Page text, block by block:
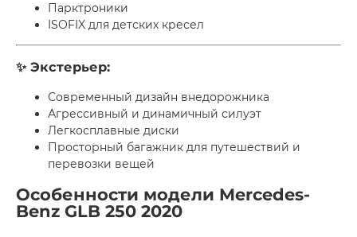
Парктроники
ISOFIX для детских кресел
✨ Экстерьер:
Современный дизайн внедорожника
Агрессивный и динамичный силуэт
Легкосплавные диски
Просторный багажник для путешествий и
перевозки вещей
Особенности модели Mercedes-
Benz GLB 250 2020